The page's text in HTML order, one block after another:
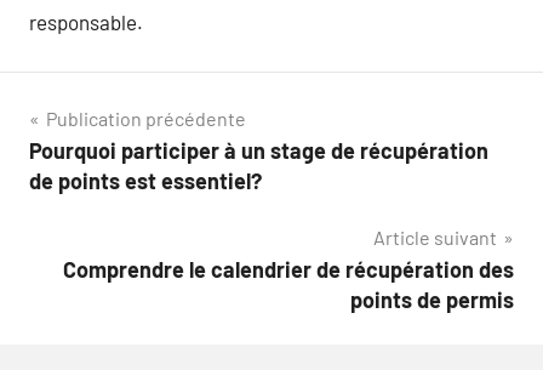
responsable.
Navigation
de
Publication précédente
Pourquoi participer à un stage de récupération
de points est essentiel?
Article suivant
Comprendre le calendrier de récupération des
points de permis